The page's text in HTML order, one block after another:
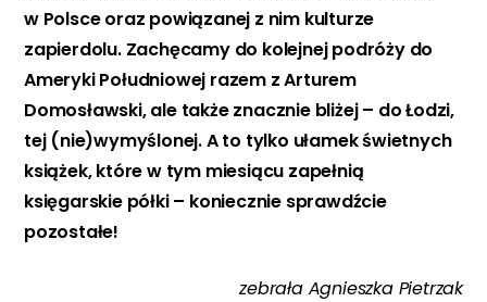
w Polsce oraz powiązanej z nim kulturze
zapierdolu. Zachęcamy do kolejnej podróży do
Ameryki Południowej razem z Arturem
Domosławski, ale także znacznie bliżej – do Łodzi,
tej (nie)wymyślonej. A to tylko ułamek świetnych
książek, które w tym miesiącu zapełnią
księgarskie półki – koniecznie sprawdźcie
pozostałe!
zebrała Agnieszka Pietrzak